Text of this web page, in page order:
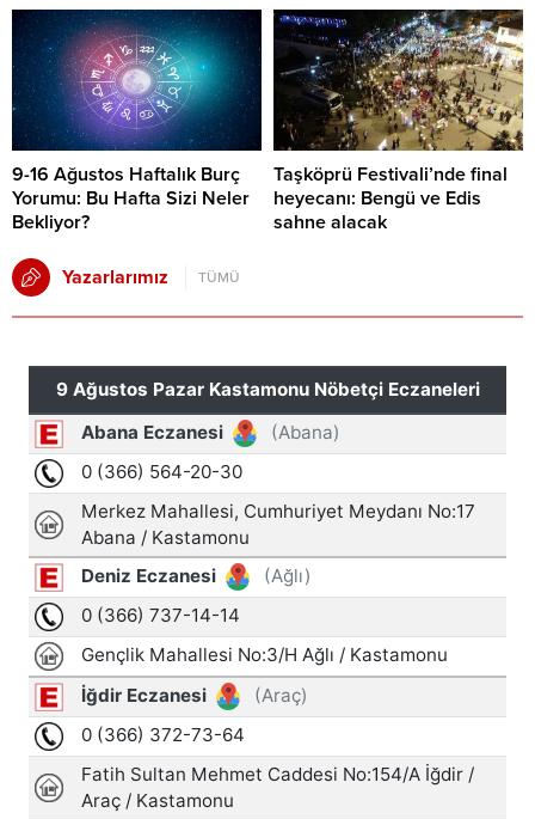
9-16 Ağustos Haftalık Burç
Yorumu: Bu Hafta Sizi Neler
Bekliyor?
Taşköprü Festivali’nde final
heyecanı: Bengü ve Edis
sahne alacak
Yazarlarımız TÜMÜ